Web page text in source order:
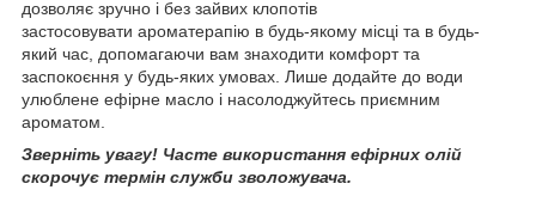
дозволяє зручно і без зайвих клопотів
застосовувати ароматерапію в будь-якому місці та в будь-
який час, допомагаючи вам знаходити комфорт та
заспокоєння у будь-яких умовах. Лише додайте до води
улюблене ефірне масло і насолоджуйтесь приємним
ароматом.
Зверніть увагу! Часте використання ефірних олій
скорочує термін служби зволожувача.